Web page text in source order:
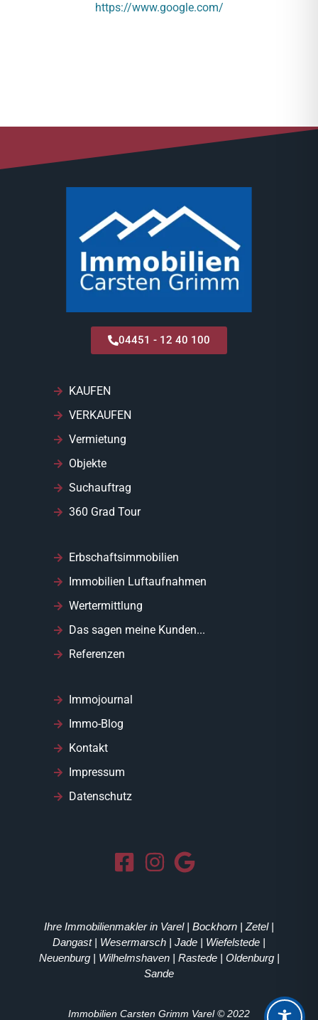
https://www.google.com/
04451 - 12 40 100
KAUFEN
VERKAUFEN
Vermietung
Objekte
Suchauftrag
360 Grad Tour
Erbschaftsimmobilien
Immobilien Luftaufnahmen
Wertermittlung
Das sagen meine Kunden...
Referenzen
Immojournal
Immo-Blog
Kontakt
Impressum
Datenschutz
Ihre Immobilienmakler in Varel | Bockhorn | Zetel |
Dangast | Wesermarsch | Jade | Wiefelstede |
Neuenburg | Wilhelmshaven | Rastede | Oldenburg |
Sande
Immobilien Carsten Grimm Varel © 2022